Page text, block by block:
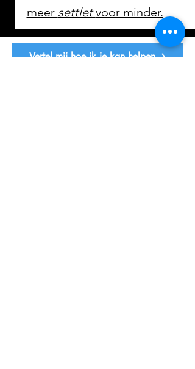
meer settletvoor minder.
Vertel mij hoe ik je kan helpen